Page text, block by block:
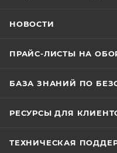
НОВОСТИ
ПРАЙС-ЛИСТЫ НА
БАЗА ЗНАНИЙ ПО
РЕСУРСЫ ДЛЯ
ТЕХНИЧЕСКАЯ